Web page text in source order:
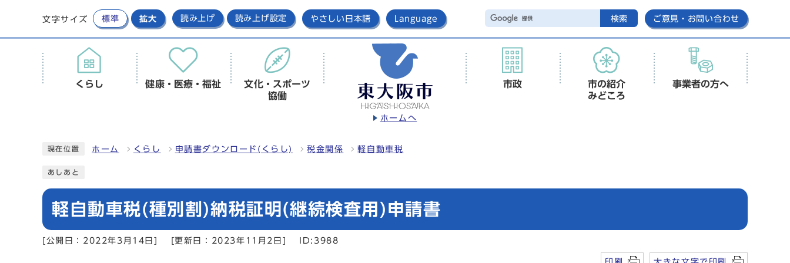
文字サイズ 標準 拡大 読み上げ 読み上げ設定 やさしい日本語 Language 検索 ご意見・お問い合わせ
ホームへ
くらし 健康・医療・福祉
文化・スポーツ
協働
市政
市の紹介
みどころ
事業者の方へ
現在位置 ホーム くらし 申請書ダウンロード(くらし) 税金関係 軽自動車税
あしあと
軽自動車税(種別割)納税証明(継続検査用)申請書
[公開日：2022年3月14日] [更新日：2023年11月2日] ID:3988